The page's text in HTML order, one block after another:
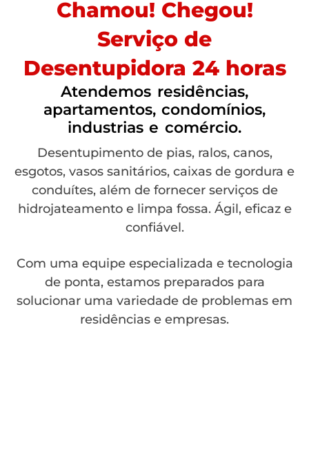
Chamou! Chegou!
Serviço de
Desentupidora 24 horas
Atendemos residências,
apartamentos, condomínios,
industrias e comércio.
Desentupimento de pias, ralos, canos,
esgotos, vasos sanitários, caixas de gordura e
conduítes, além de fornecer serviços de
hidrojateamento e limpa fossa. Ágil, eficaz e
confiável.
Com uma equipe especializada e tecnologia
de ponta, estamos preparados para
solucionar uma variedade de problemas em
residências e empresas.